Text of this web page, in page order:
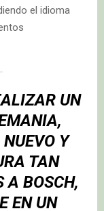
el idioma
UN
Y
TAN
A BOSCH,
EN UN